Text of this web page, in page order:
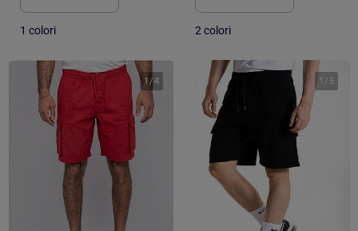
1 colori 2 colori
1 /4 1 / 5